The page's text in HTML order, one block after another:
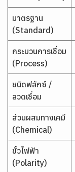
มาตรฐาน
(Standard)
กระบวนการเชื่อม
(Process)
ชนิดฟลักซ์ /
ลวดเชื่อม
ส่วนผสมทางเคมี
(Chemical)
ขั้วไฟฟ้า
(Polarity)